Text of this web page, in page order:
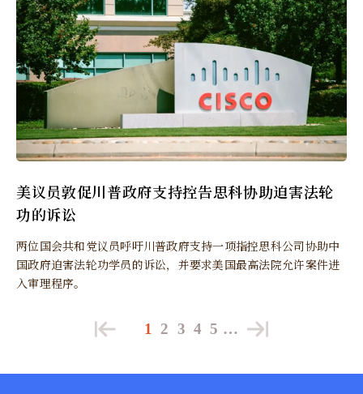
美议员敦促川普政府支持控告思科协助迫害法轮
功的诉讼
两位国会共和党议员呼吁川普政府支持一项指控思科公司协助中
国政府迫害法轮功学员的诉讼，并要求美国最高法院允许案件进
入审理程序。
1 2 3 4 5 …